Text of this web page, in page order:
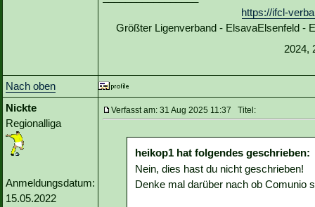
https://ifcl-
Größter Ligenverband - ElsavaElsenfeld -
2024,
Nach oben
Nickte
Regionalliga
Anmeldungsdatum:
15.05.2022
Verfasst am: 31 Aug 2025 11:37 Titel:
heikop1 hat folgendes geschrieben:
Nein, dies hast du nicht geschrieben!
Denke mal darüber nach ob Comunio